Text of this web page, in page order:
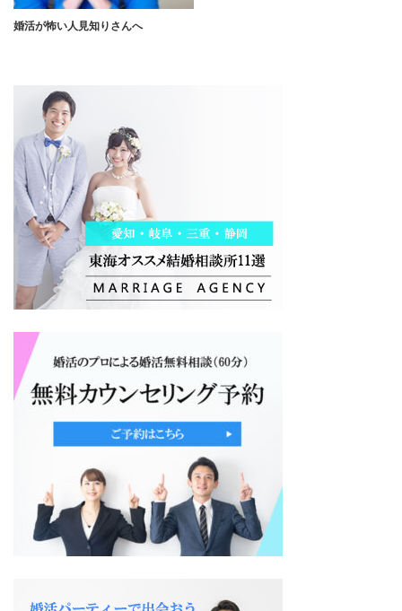
婚活が怖い人見知りさんへ